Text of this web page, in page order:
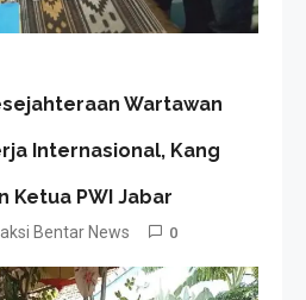
Wartawan
Internasional, Kang
Ketua PWI Jabar
Bentar News 0